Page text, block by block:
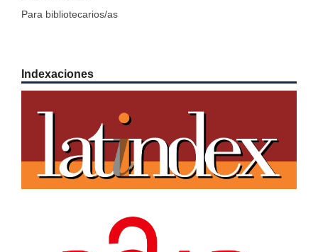
Para bibliotecarios/as
Indexaciones